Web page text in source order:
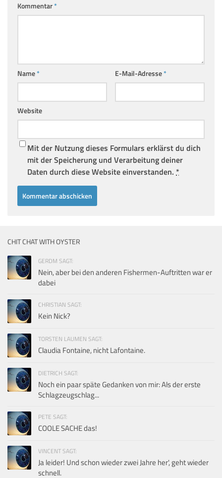
Kommentar*
Name* E-Mail-Adresse*
Website
Mit der Nutzung dieses Formulars erklärst du dich
mit der Speicherung und Verarbeitung deiner
Daten durch diese Website einverstanden. *
CHIT CHAT WITH OYSTER
GERDM SAGT:
Nein, aber bei den anderen Fishermen-Auftritten war er
dabei
CHRISTIAN SAGT:
Kein Nick?
TORSTEN LAUMEN SAGT:
Claudia Fontaine, nicht Lafontaine.
DIETRICH SAGT:
Noch ein paar späte Gedanken von mir: Als der erste
Schlagzeugschlag...
PETE SAGT:
COOLE SACHE das!
VINCENT SAGT:
Ja leider! Und schon wieder zwei Jahre her', geht wieder
schnell.